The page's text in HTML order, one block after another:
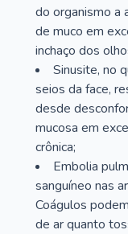
do organismo a
de muco em
inchaço dos
Sinusite, no
seios da face,
desde
mucosa em
crônica;
Embolia
sanguíneo nas
Coágulos
de ar quanto